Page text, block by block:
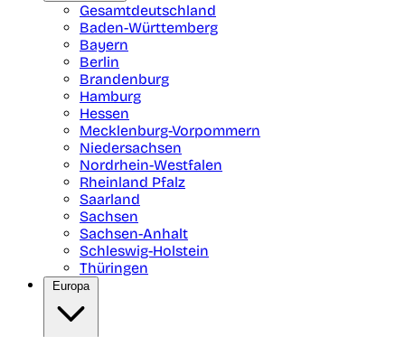
Gesamtdeutschland
Baden-Württemberg
Bayern
Berlin
Brandenburg
Hamburg
Hessen
Mecklenburg-Vorpommern
Niedersachsen
Nordrhein-Westfalen
Rheinland Pfalz
Saarland
Sachsen
Sachsen-Anhalt
Schleswig-Holstein
Thüringen
Europa